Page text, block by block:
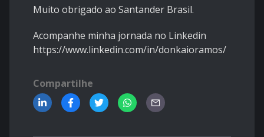
Muito obrigado ao Santander Brasil.
Acompanhe minha jornada no Linkedin
https://www.linkedin.com/in/donkaioramos/
Compartilhe